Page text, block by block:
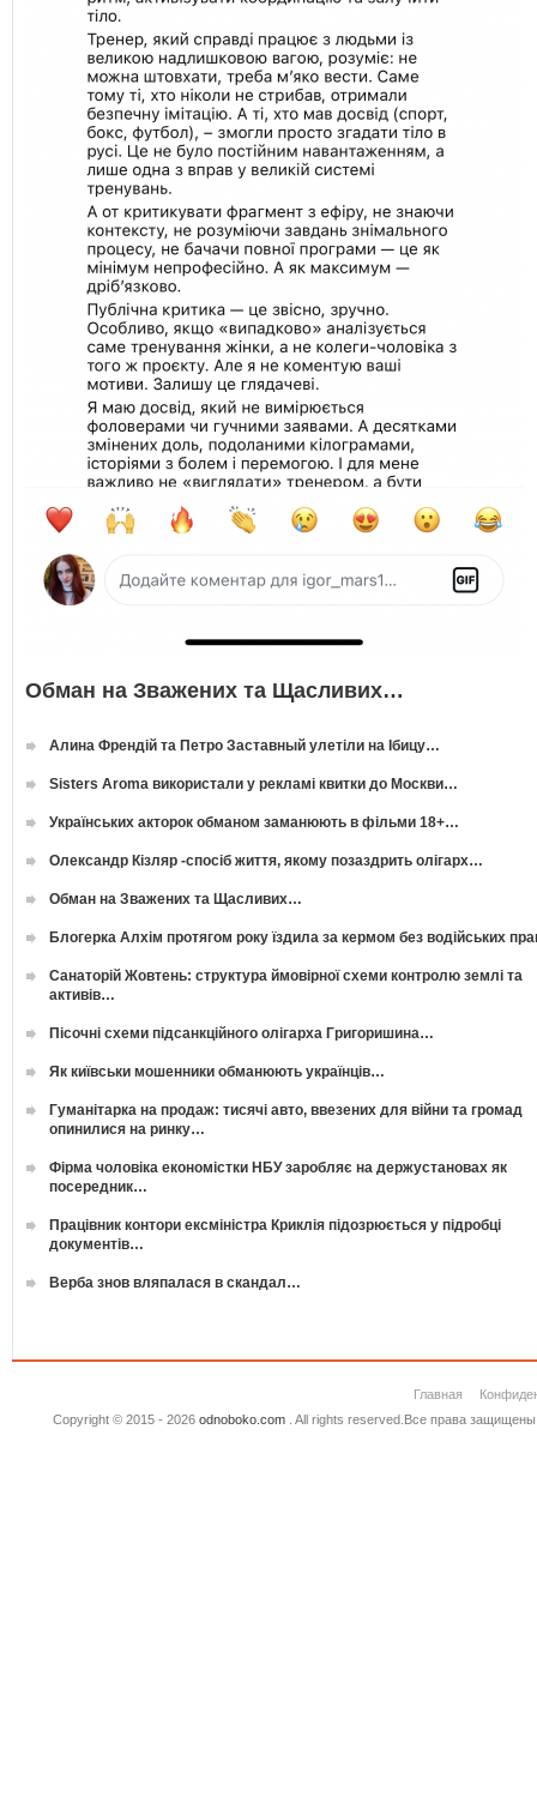
Обман на Зважених та Щасливих…
Алина Френдій та Петро Заставный улетіли на Ібицу…
Sisters Aroma використали у рекламі квитки до Москви…
Українських акторок обманом заманюють в фільми 18+…
Олександр Кізляр -спосіб життя, якому позаздрить олігарх…
Обман на Зважених та Щасливих…
Блогерка Алхім протягом року їздила за кермом без водійських
Санаторій Жовтень: структура ймовірної схеми контролю землі та
активів…
Пісочні схеми підсанкційного олігарха Григоришина…
Як київськи мошенники обманюють українців…
Гуманітарка на продаж: тисячі авто, ввезених для війни та громад
опинилися на ринку…
Фірма чоловіка економістки НБУ заробляє на держустановах як
посередник…
Працівник контори ексміністра Криклія підозрюється у підробці
документів…
Верба знов вляпалася в скандал…
Главная
Copyright © 2015 - 2026 odnoboko.com. All rights reserved.Все права защищены.